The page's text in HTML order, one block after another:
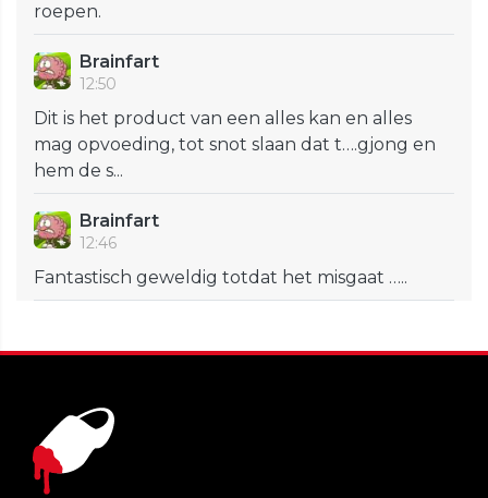
roepen.
Brainfart
12:50
Dit is het product van een alles kan en alles
mag opvoeding, tot snot slaan dat t….gjong en
hem de s...
Brainfart
12:46
Fantastisch geweldig totdat het misgaat …..